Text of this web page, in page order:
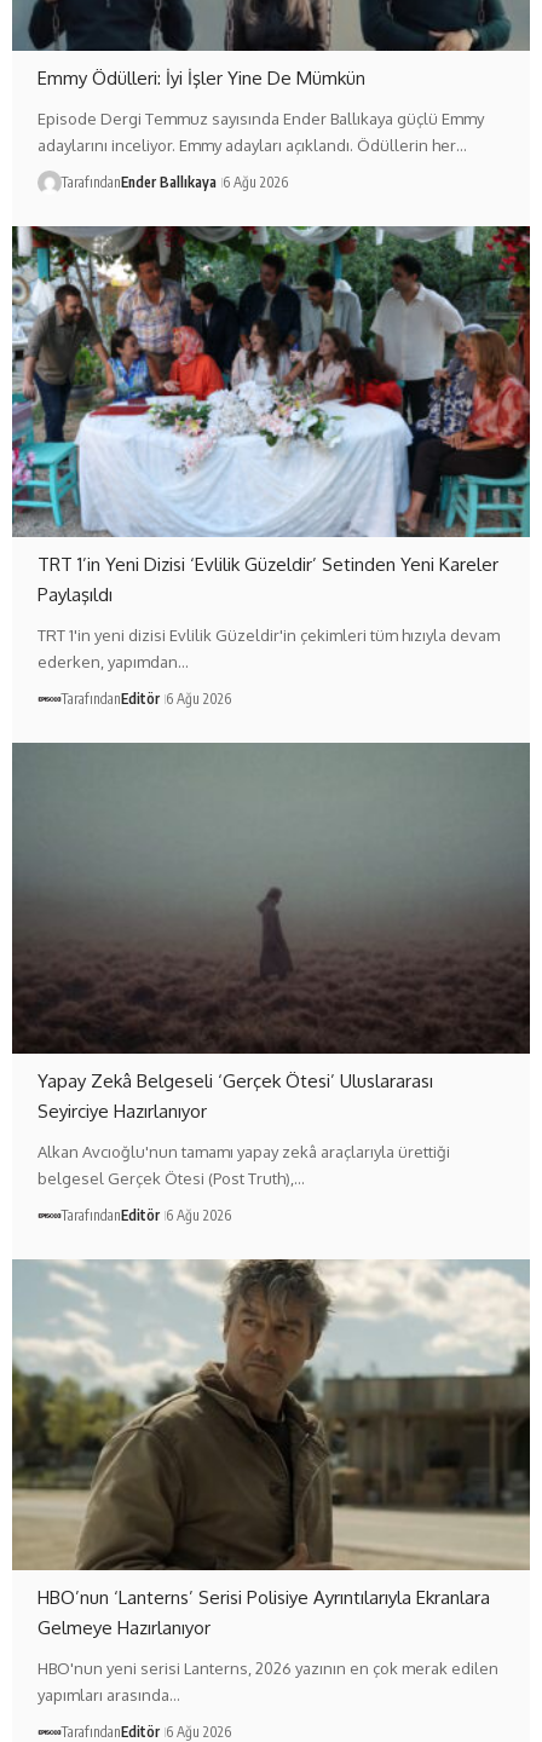
Emmy Ödülleri: İyi İşler Yine De Mümkün
Episode Dergi Temmuz sayısında Ender Ballıkaya güçlü Emmy
adaylarını inceliyor. Emmy adayları açıklandı. Ödüllerin her…
TarafındanEnder Ballıkaya 6 Ağu 2026
TRT 1’in Yeni Dizisi ‘Evlilik Güzeldir’ Setinden Yeni Kareler
Paylaşıldı
TRT 1'in yeni dizisi Evlilik Güzeldir'in çekimleri tüm hızıyla devam
ederken, yapımdan…
TarafındanEditör 6 Ağu 2026
Yapay Zekâ Belgeseli ‘Gerçek Ötesi’ Uluslararası
Seyirciye Hazırlanıyor
Alkan Avcıoğlu'nun tamamı yapay zekâ araçlarıyla ürettiği
belgesel Gerçek Ötesi (Post Truth),…
TarafındanEditör 6 Ağu 2026
HBO’nun ‘Lanterns’ Serisi Polisiye Ayrıntılarıyla Ekranlara
Gelmeye Hazırlanıyor
HBO'nun yeni serisi Lanterns, 2026 yazının en çok merak edilen
yapımları arasında…
TarafındanEditör 6 Ağu 2026